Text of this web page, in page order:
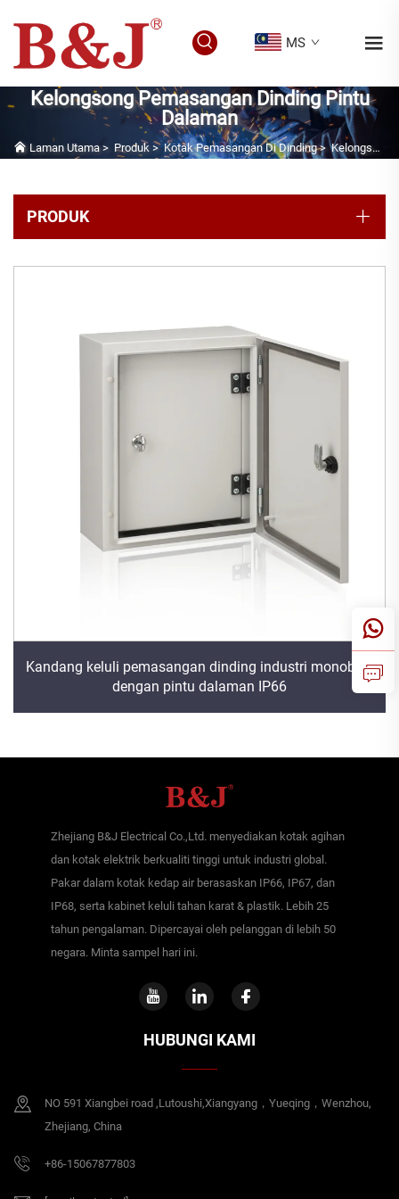
MS
Kelongsong Pemasangan Dinding Pintu
Dalaman
Laman Utama> Produk >Kotak Pemasangan Di Dinding>Kelongsong Pemasangan Dinding Pintu Dalaman
PRODUK
Kandang keluli pemasangan dinding industri monoblok
dengan pintu dalaman IP66
Zhejiang B&J Electrical Co.,Ltd. menyediakan kotak agihan
dan kotak elektrik berkualiti tinggi untuk industri global.
Pakar dalam kotak kedap air berasaskan IP66, IP67, dan
IP68, serta kabinet keluli tahan karat & plastik. Lebih 25
tahun pengalaman. Dipercayai oleh pelanggan di lebih 50
negara. Minta sampel hari ini.
HUBUNGI KAMI
NO 591 Xiangbei road ,Lutoushi,Xiangyang，Yueqing，Wenzhou,
Zhejiang, China
+86-15067877803